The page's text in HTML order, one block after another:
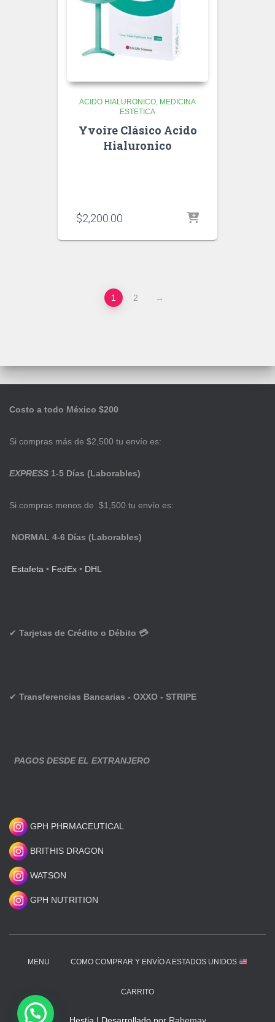
ACIDO HIALURONICO MEDICINA
ESTETICA
Yvoire Clásico Acido
Hialuronico
$2,200.00
1 2 →
Costo a todo México $200
Si compras más de $2,500 tu envío es:
EXPRESS 1-5 Días (Laborables)
Si compras menos de $1,500 tu envío es:
NORMAL 4-6 Días (Laborables)
Estafeta • FedEx • DHL
✔ Tarjetas de Crédito o Débito 💳
✔ Transferencias Bancarias - OXXO - STRIPE
PAGOS DESDE EL EXTRANJERO
GPH PHRMACEUTICAL
BRITHIS DRAGON
WATSON
GPH NUTRITION
MENU COMO COMPRAR Y ENVÍO A ESTADOS UNIDOS
CARRITO